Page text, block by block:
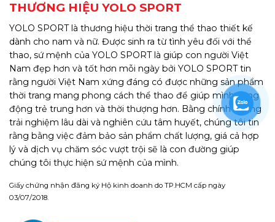
THƯƠNG HIỆU YOLO SPORT
YOLO SPORT là thương hiệu thời trang thể thao thiết kế
dành cho nam và nữ. Được sinh ra từ tình yêu đối với thể
thao, sứ mệnh của YOLO SPORT là giúp con người Việt
Nam đẹp hơn và tốt hơn mỗi ngày bởi YOLO SPORT tin
rằng người Việt Nam xứng đáng có được những sản phẩm
thời trang mang phong cách thể thao để giúp mình năng
động trẻ trung hơn và thời thượng hơn. Bằng chính những
trải nghiệm lâu dài và nghiên cứu tâm huyết, chúng tôi tin
rằng bằng việc đảm bảo sản phẩm chất lượng, giá cả hợp
lý và dịch vụ chăm sóc vượt trội sẽ là con đường giúp
chúng tôi thực hiện sứ mệnh của mình.
Giấy chứng nhận đăng ký Hộ kinh doanh do TP.HCM cấp ngày
03/07/2018.